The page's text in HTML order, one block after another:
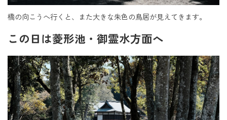
橋の向こうへ行くと、また大きな朱色の鳥居が見えてきます。
この日は菱形池・御霊水方面へ